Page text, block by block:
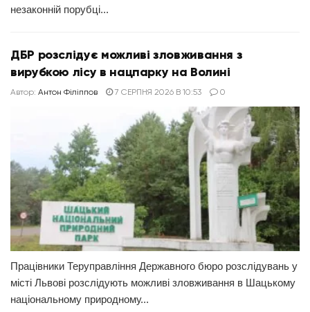
незаконній порубці...
ДБР розслідує можливі зловживання з
вирубкою лісу в нацпарку на Волині
Автор: Антон Філіппов 7 СЕРПНЯ 2026 В 10:53 0
Працівники Теруправління Державного бюро розслідувань у
місті Львові розслідують можливі зловживання в Шацькому
національному природному...